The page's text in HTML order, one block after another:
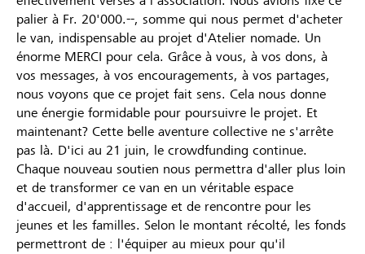
palier à Fr. 20'000.--, somme qui nous permet d'acheter
le van, indispensable au projet d'Atelier nomade. Un
énorme MERCI pour cela. Grâce à vous, à vos dons, à
vos messages, à vos encouragements, à vos partages,
nous voyons que ce projet fait sens. Cela nous donne
une énergie formidable pour poursuivre le projet. Et
maintenant? Cette belle aventure collective ne s'arrête
pas là. D'ici au 21 juin, le crowdfunding continue.
Chaque nouveau soutien nous permettra d'aller plus loin
et de transformer ce van en un véritable espace
d'accueil, d'apprentissage et de rencontre pour les
jeunes et les familles. Selon le montant récolté, les fonds
permettront de : l'équiper au mieux pour qu'il